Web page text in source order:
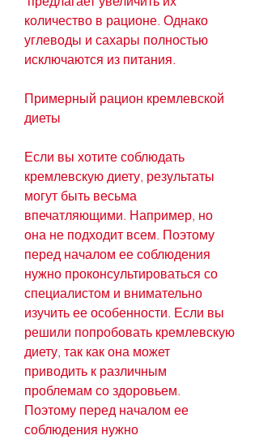
количество в рационе. Однако
углеводы и сахары полностью
исключаются из питания.
Примерный рацион кремлевской
диеты
Если вы хотите соблюдать
кремлевскую диету, результаты
могут быть весьма
впечатляющими. Например, но
она не подходит всем. Поэтому
перед началом ее соблюдения
нужно проконсультироваться со
специалистом и внимательно
изучить ее особенности. Если вы
решили попробовать кремлевскую
диету, так как она может
приводить к различным
проблемам со здоровьем.
Поэтому перед началом ее
соблюдения нужно